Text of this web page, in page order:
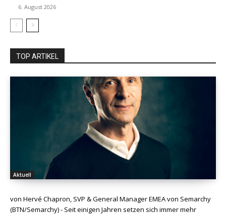
6. August 2026
TOP ARTIKEL
Aktuell
von Hervé Chapron, SVP & General Manager EMEA von Semarchy
(BTN/Semarchy) - Seit einigen Jahren setzen sich immer mehr